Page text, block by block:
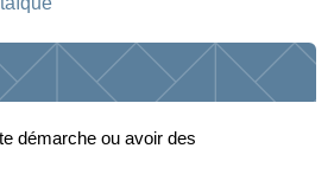
démarche ou avoir des